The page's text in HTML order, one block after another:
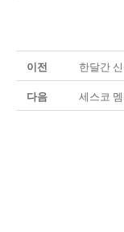
이전 한달간
다음 세스코